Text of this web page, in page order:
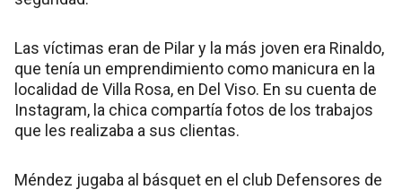
Las víctimas eran de Pilar y la más joven era Rinaldo,
que tenía un emprendimiento como manicura en la
localidad de Villa Rosa, en Del Viso. En su cuenta de
Instagram, la chica compartía fotos de los trabajos
que les realizaba a sus clientas.
Méndez jugaba al básquet en el club Defensores de